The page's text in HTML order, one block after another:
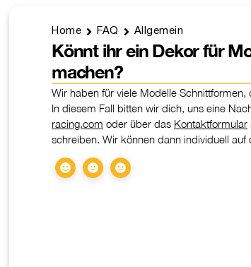
Home FAQ Allgemein
Könnt ihr ein Dekor für
machen?
Wir haben für viele Modelle
In diesem Fall bitten wir dich, uns eine
racing.com oder über das Kontaktformular
schreiben. Wir können dann individuell auf